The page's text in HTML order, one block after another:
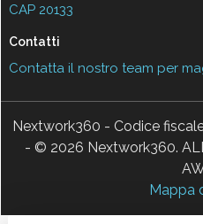
CAP 20133
Contatti
Contatta il nostro team per
Nextwork360 - Codice
- © 2026 Nextwork360.
Mappa